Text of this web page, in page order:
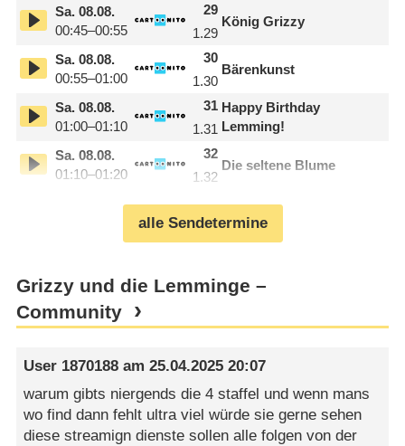
Sa.08.08.
00:45–00:55
29
1.29
König Grizzy
Sa.08.08.
00:55–01:00
30
1.30
Bärenkunst
Sa.08.08.
01:00–01:10
31
1.31
Happy Birthday
Lemming!
Sa. 08.08.
01:10–01:20
32
1.32
Die seltene Blume
alle Sendetermine
Grizzy und die Lemminge –
Community
User 1870188 am25.04.2025 20:07
warum gibts niergends die 4 staffel und wenn mans
wo find dann fehlt ultra viel würde sie gerne sehen
diese streamign dienste sollen alle folgen von der